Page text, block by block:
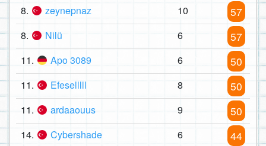
8. zeynepnaz 10 57
8. Nilü 6 57
11. Apo 3089 6 50
11. Efeselllll 8 50
11. ardaaouus 9 50
14. Cybershade 6 44